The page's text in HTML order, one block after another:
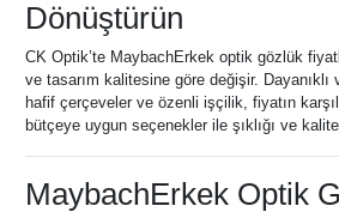
Dönüştürün
CK Optik’te MaybachErkek optik gözlük
ve tasarım kalitesine göre değişir. Dayanıklı
hafif çerçeveler ve özenli işçilik, fiyatın
bütçeye uygun seçenekler ile şıklığı ve
MaybachErkek Optik